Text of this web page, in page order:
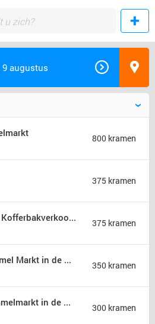
9 augustus
800 kramen
375 kramen
Mega Vlooienmarkt en Kofferbakverkoop Groningen (mega markt) 375 kramen
6de Grote Kermis Rommel Markt in de Madonna 350 kramen
6de Gratis Kermis Rommelmarkt in de Madonna 300 kramen